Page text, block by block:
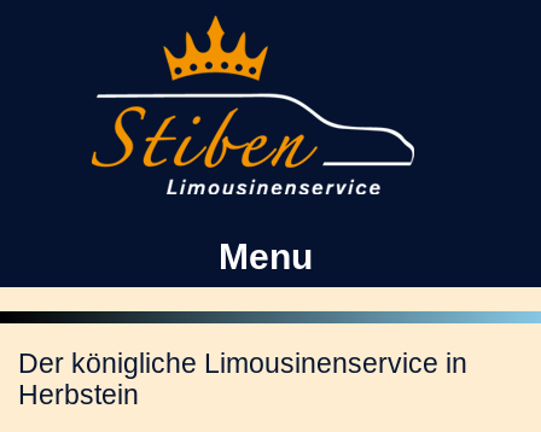
Menu
Der königliche Limousinenservice in
Herbstein